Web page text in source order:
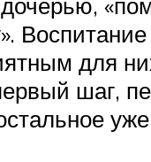
для
шаг,